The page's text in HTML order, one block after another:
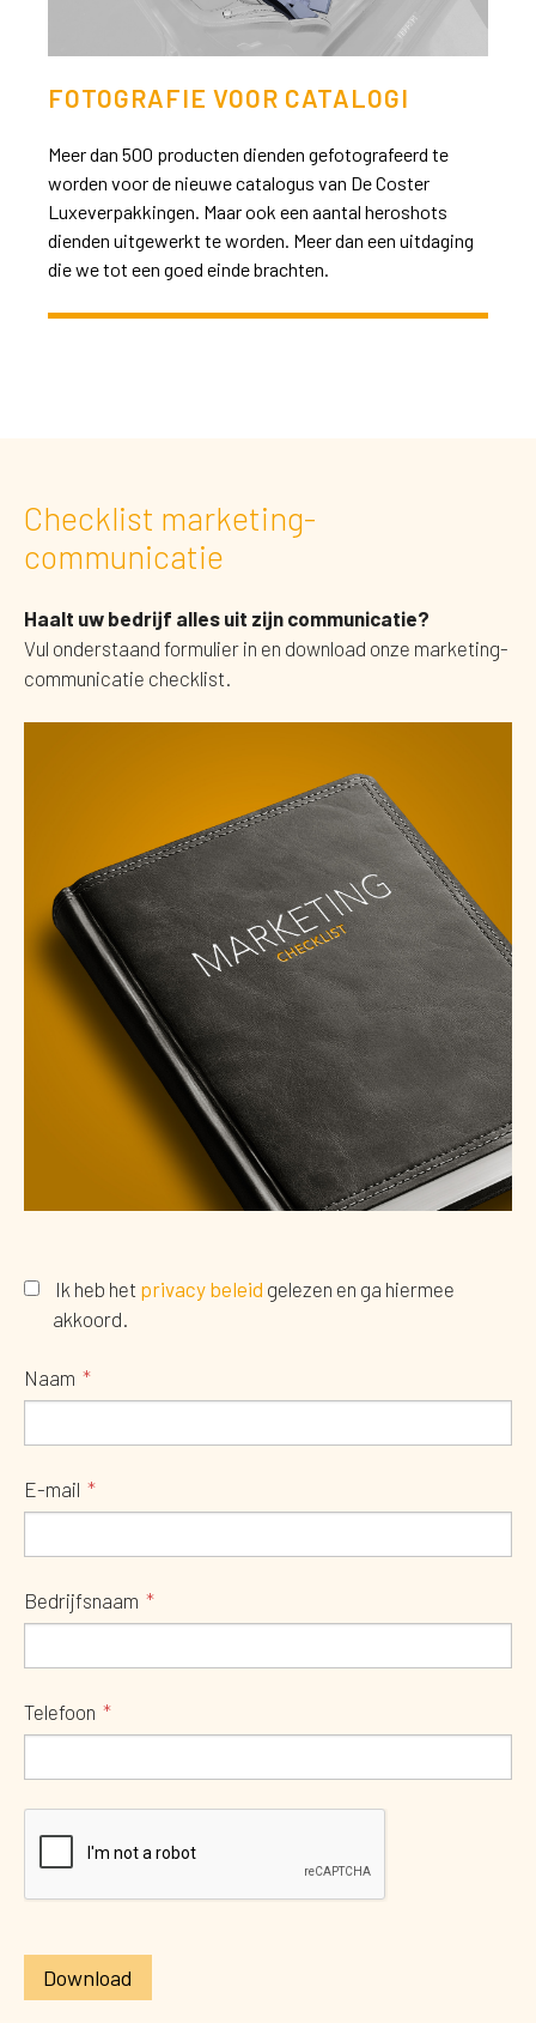
FOTOGRAFIE VOOR CATALOGI
Meer dan 500 producten dienden gefotografeerd te
worden voor de nieuwe catalogus van De Coster
Luxeverpakkingen. Maar ook een aantal heroshots
dienden uitgewerkt te worden. Meer dan een uitdaging
die we tot een goed einde brachten.
Checklist marketing-
communicatie
Haalt uw bedrijf alles uit zijn communicatie?
Vul onderstaand formulier in en download onze marketing-
communicatie checklist.
Ik heb het privacy beleid gelezen en ga hiermee
akkoord.
Naam
E-mail
Bedrijfsnaam
Telefoon
Download